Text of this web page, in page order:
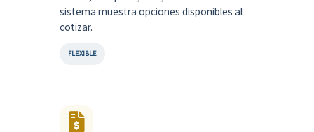
sistema muestra opciones disponibles al
cotizar.
FLEXIBLE